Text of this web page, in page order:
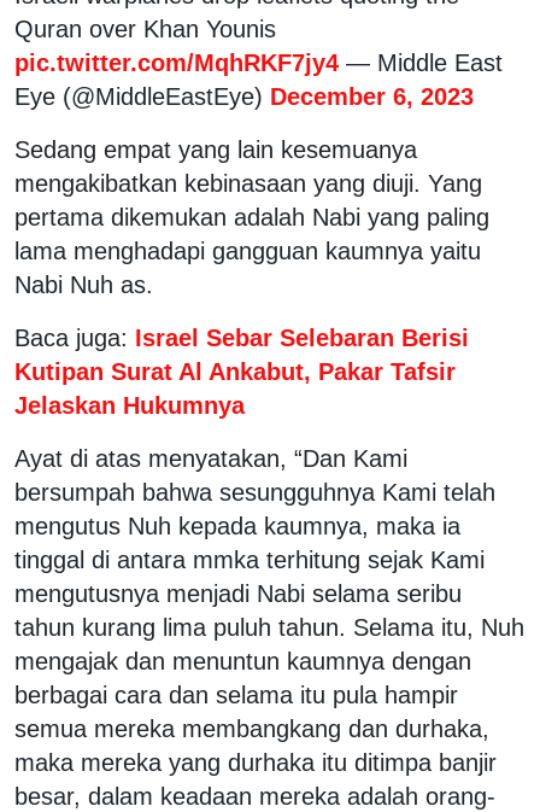
Quran over Khan Younis
pic.twitter.com/MqhRKF7jy4 — Middle East
Eye (@MiddleEastEye) December 6, 2023
Sedang empat yang lain kesemuanya
mengakibatkan kebinasaan yang diuji. Yang
pertama dikemukan adalah Nabi yang paling
lama menghadapi gangguan kaumnya yaitu
Nabi Nuh as.
Baca juga: Israel Sebar Selebaran Berisi
Kutipan Surat Al Ankabut, Pakar Tafsir
Jelaskan Hukumnya
Ayat di atas menyatakan, “Dan Kami
bersumpah bahwa sesungguhnya Kami telah
mengutus Nuh kepada kaumnya, maka ia
tinggal di antara mmka terhitung sejak Kami
mengutusnya menjadi Nabi selama seribu
tahun kurang lima puluh tahun. Selama itu, Nuh
mengajak dan menuntun kaumnya dengan
berbagai cara dan selama itu pula hampir
semua mereka membangkang dan durhaka,
maka mereka yang durhaka itu ditimpa banjir
besar, dalam keadaan mereka adalah orang-